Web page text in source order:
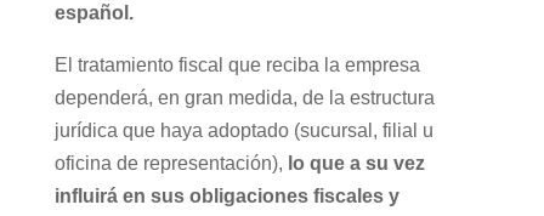
español.
El tratamiento fiscal que reciba la empresa
dependerá, en gran medida, de la estructura
jurídica que haya adoptado (sucursal, filial u
oficina de representación), lo que a su vez
influirá en sus obligaciones fiscales y